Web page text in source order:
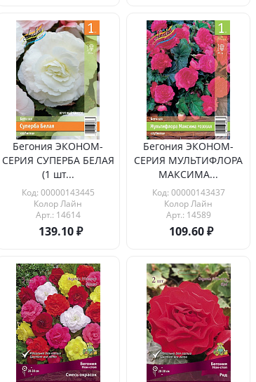
Бегония ЭКОНОМ-
СЕРИЯ СУПЕРБА БЕЛАЯ
(1 шт...
Код: 00000143445
Колор Лайн
Арт.: 14614
139.10
Бегония ЭКОНОМ-
СЕРИЯ МУЛЬТИФЛОРА
МАКСИМА...
Код: 00000143437
Колор Лайн
Арт.: 14589
109.60